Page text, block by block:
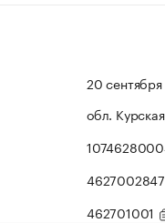
20
обл.
4627002847
462701001